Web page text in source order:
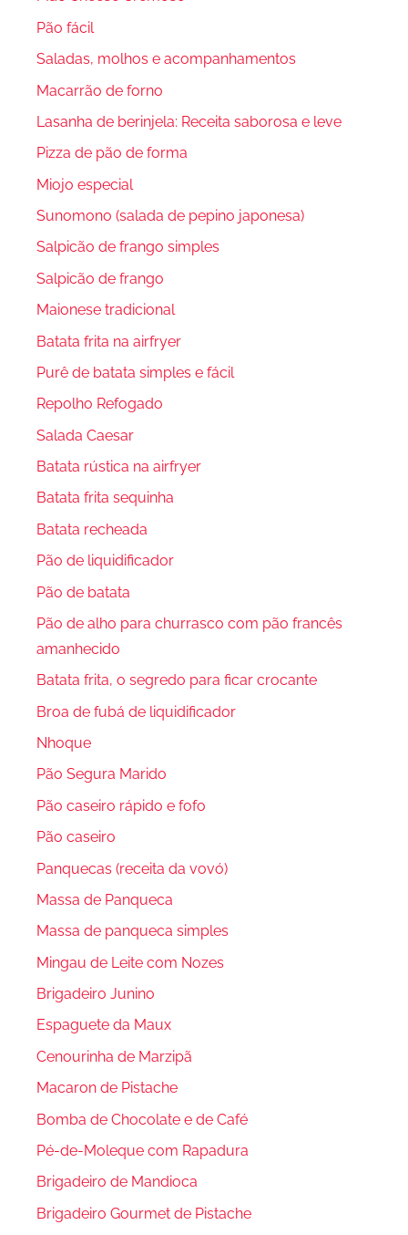
Pão fácil
Saladas, molhos e acompanhamentos
Macarrão de forno
Lasanha de berinjela: Receita saborosa e leve
Pizza de pão de forma
Miojo especial
Sunomono (salada de pepino japonesa)
Salpicão de frango simples
Salpicão de frango
Maionese tradicional
Batata frita na airfryer
Purê de batata simples e fácil
Repolho Refogado
Salada Caesar
Batata rústica na airfryer
Batata frita sequinha
Batata recheada
Pão de liquidificador
Pão de batata
Pão de alho para churrasco com pão francês
amanhecido
Batata frita, o segredo para ficar crocante
Broa de fubá de liquidificador
Nhoque
Pão Segura Marido
Pão caseiro rápido e fofo
Pão caseiro
Panquecas (receita da vovó)
Massa de Panqueca
Massa de panqueca simples
Mingau de Leite com Nozes
Brigadeiro Junino
Espaguete da Maux
Cenourinha de Marzipã
Macaron de Pistache
Bomba de Chocolate e de Café
Pé-de-Moleque com Rapadura
Brigadeiro de Mandioca
Brigadeiro Gourmet de Pistache